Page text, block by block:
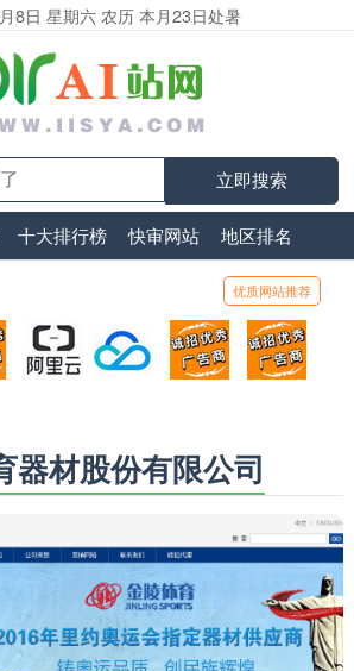
8日 星期六 农历 本月23日处暑
立即搜索
十大排行榜 快审网站 地区排名
优质网站推荐
位1
商_广告位待售
顶部广告位2
广告位招商_广告位待售
阿里云
打折活动、99元/年
腾讯云
优惠打折，99元/年
顶部广告位5
广告位招商_
器材股份有限公司